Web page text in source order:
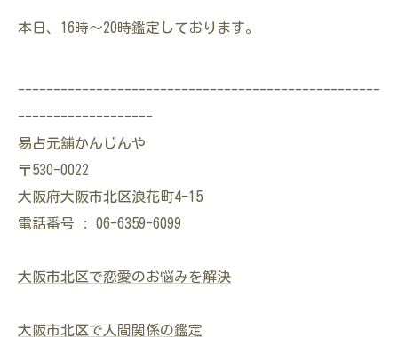
本日、16時～20時鑑定しております。
---------------------------------------------------
-------------------
易占元舖かんじんや
〒530-0022
大阪府大阪市北区浪花町4-15
電話番号 : 06-6359-6099
大阪市北区で恋愛のお悩みを解決
大阪市北区で人間関係の鑑定